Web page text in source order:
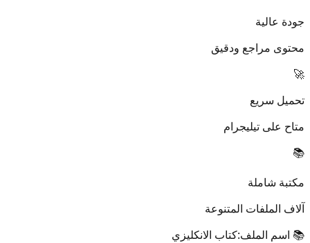
جودة عالية
محتوى مراجع ودقيق
🚀
تحميل سريع
متاح على تيليجرام
📚
مكتبة شاملة
آلاف الملفات المتنوعة
📚 اسم الملف:كتاب الانكليزي